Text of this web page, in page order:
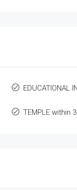
EDUCATIONAL
TEMPLE within